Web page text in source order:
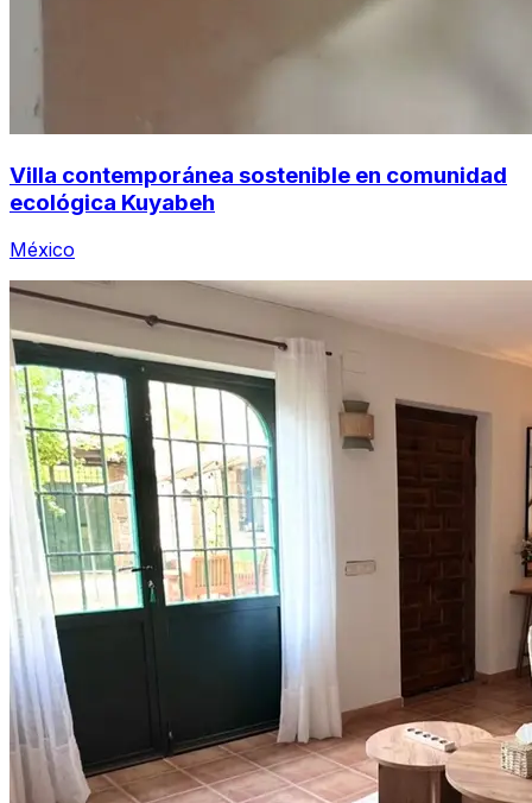
Villa contemporánea sostenible en comunidad
ecológica Kuyabeh
México